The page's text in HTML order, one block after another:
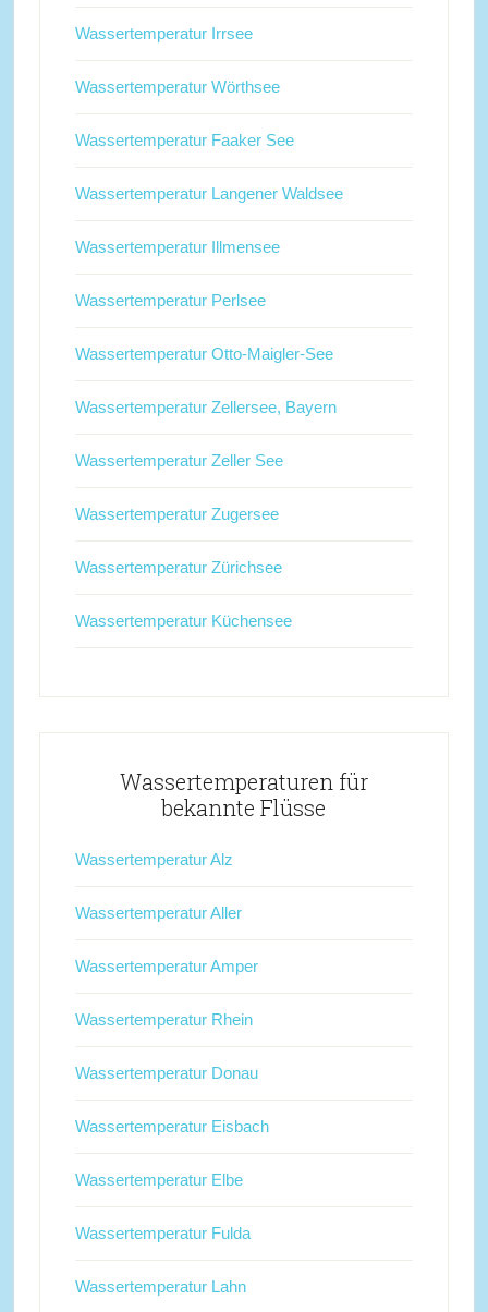
Wassertemperatur Irrsee
Wassertemperatur Wörthsee
Wassertemperatur Faaker See
Wassertemperatur Langener Waldsee
Wassertemperatur Illmensee
Wassertemperatur Perlsee
Wassertemperatur Otto-Maigler-See
Wassertemperatur Zellersee, Bayern
Wassertemperatur Zeller See
Wassertemperatur Zugersee
Wassertemperatur Zürichsee
Wassertemperatur Küchensee
Wassertemperaturen für
bekannte Flüsse
Wassertemperatur Alz
Wassertemperatur Aller
Wassertemperatur Amper
Wassertemperatur Rhein
Wassertemperatur Donau
Wassertemperatur Eisbach
Wassertemperatur Elbe
Wassertemperatur Fulda
Wassertemperatur Lahn